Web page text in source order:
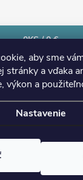
aby sme
stránky a vďaka
výkon a
Nastavenie
0KS /0 €
cookies